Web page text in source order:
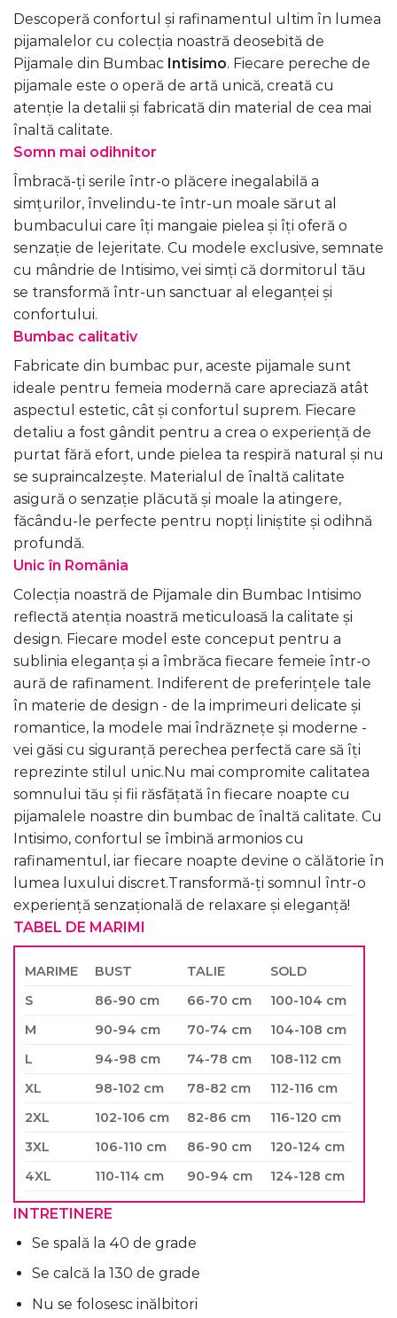
Descoperă confortul și rafinamentul ultim în lumea
pijamalelor cu colecția noastră deosebită de
Pijamale din Bumbac Intisimo. Fiecare pereche de
pijamale este o operă de artă unică, creată cu
atenție la detalii și fabricată din material de cea mai
înaltă calitate.
Somn mai odihnitor
Îmbracă-ți serile într-o plăcere inegalabilă a
simțurilor, învelindu-te într-un moale sărut al
bumbacului care îți mangaie pielea și îți oferă o
senzație de lejeritate. Cu modele exclusive, semnate
cu mândrie de Intisimo, vei simți că dormitorul tău
se transformă într-un sanctuar al eleganței și
confortului.
Bumbac calitativ
Fabricate din bumbac pur, aceste pijamale sunt
ideale pentru femeia modernă care apreciază atât
aspectul estetic, cât și confortul suprem. Fiecare
detaliu a fost gândit pentru a crea o experiență de
purtat fără efort, unde pielea ta respiră natural și nu
se supraincalzește. Materialul de înaltă calitate
asigură o senzație plăcută și moale la atingere,
făcându-le perfecte pentru nopți liniștite și odihnă
profundă.
Unic în România
Colecția noastră de Pijamale din Bumbac Intisimo
reflectă atenția noastră meticuloasă la calitate și
design. Fiecare model este conceput pentru a
sublinia eleganța și a îmbrăca fiecare femeie într-o
aură de rafinament. Indiferent de preferințele tale
în materie de design - de la imprimeuri delicate și
romantice, la modele mai îndrăznețe și moderne -
vei găsi cu siguranță perechea perfectă care să îți
reprezinte stilul unic.Nu mai compromite calitatea
somnului tău și fii răsfățată în fiecare noapte cu
pijamalele noastre din bumbac de înaltă calitate. Cu
Intisimo, confortul se îmbină armonios cu
rafinamentul, iar fiecare noapte devine o călătorie în
lumea luxului discret.Transformă-ți somnul într-o
experiență senzațională de relaxare și eleganță!
TABEL DE MARIMI
MARIME BUST TALIE
SOLD
S
86-90 cm 66-70 cm
100-104 cm
M
90-94 cm 70-74 cm
104-108 cm
L
94-98 cm 74-78 cm
108-112 cm
XL
98-102 cm 78-82 cm
112-116 cm
2XL
102-106 cm 82-86 cm
116-120 cm
3XL
106-110 cm 86-90 cm
120-124 cm
4XL
110-114 cm 90-94 cm 124-128 cm
INTRETINERE
Se spală la 40 de grade
Se calcă la 130 de grade
Nu se folosesc inălbitori